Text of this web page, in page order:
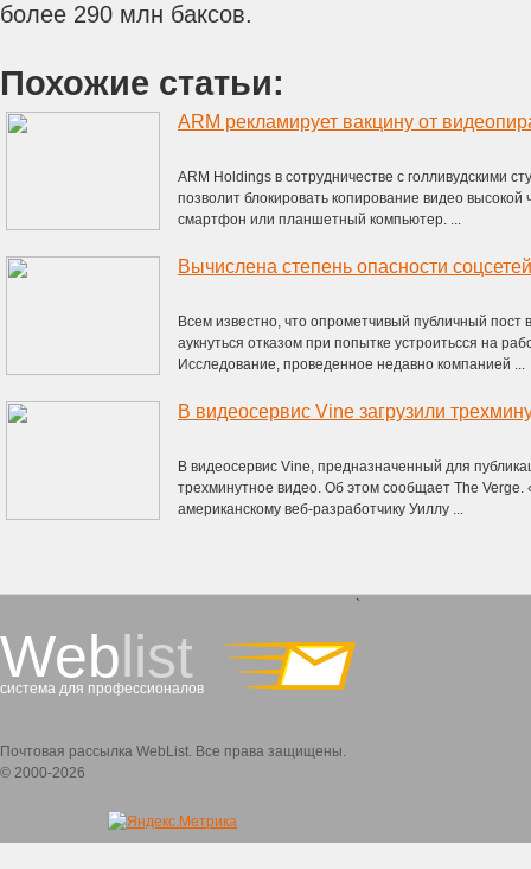
более 290 млн баксов.
Похожие статьи:
ARM рекламирует вакцину от
ARM Holdings в сотрудничестве с голливудскими
позволит блокировать копирование видео высокой
смартфон или планшетный компьютер. ...
Вычислена степень опасности
Всем известно, что опрометчивый публичный пост
аукнуться отказом при попытке устроитьсся на
Исследование, проведенное недавно компанией ...
В видеосервис Vine загрузили
В видеосервис Vine, предназначенный для
трехминутное видео. Об этом сообщает The Verge.
американскому веб-разработчику Уиллу ...
Weblist
система для профессионалов
`
Почтовая рассылка WebList. Все права защищены.
© 2000-2026